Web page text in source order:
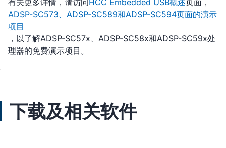
有关更多详情，请访问HCC Embedded USB概述页面，
ADSP-SC573、ADSP-SC589和ADSP-SC594页面的演示
项目
，以了解ADSP-SC57x、ADSP-SC58x和ADSP-SC59x处
理器的免费演示项目。
下载及相关软件